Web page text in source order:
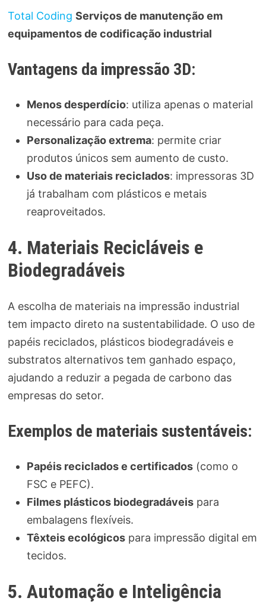
Total Coding Serviços de manutenção em
equipamentos de codificação industrial
Vantagens da impressão 3D:
Menos desperdício: utiliza apenas o material
necessário para cada peça.
Personalização extrema: permite criar
produtos únicos sem aumento de custo.
Uso de materiais reciclados: impressoras 3D
já trabalham com plásticos e metais
reaproveitados.
4. Materiais Recicláveis e
Biodegradáveis
A escolha de materiais na impressão industrial
tem impacto direto na sustentabilidade. O uso de
papéis reciclados, plásticos biodegradáveis e
substratos alternativos tem ganhado espaço,
ajudando a reduzir a pegada de carbono das
empresas do setor.
Exemplos de materiais sustentáveis:
Papéis reciclados e certificados(como o
FSC e PEFC).
Filmes plásticos biodegradáveispara
embalagens flexíveis.
Têxteis ecológicospara impressão digital em
tecidos.
5. Automação e Inteligência